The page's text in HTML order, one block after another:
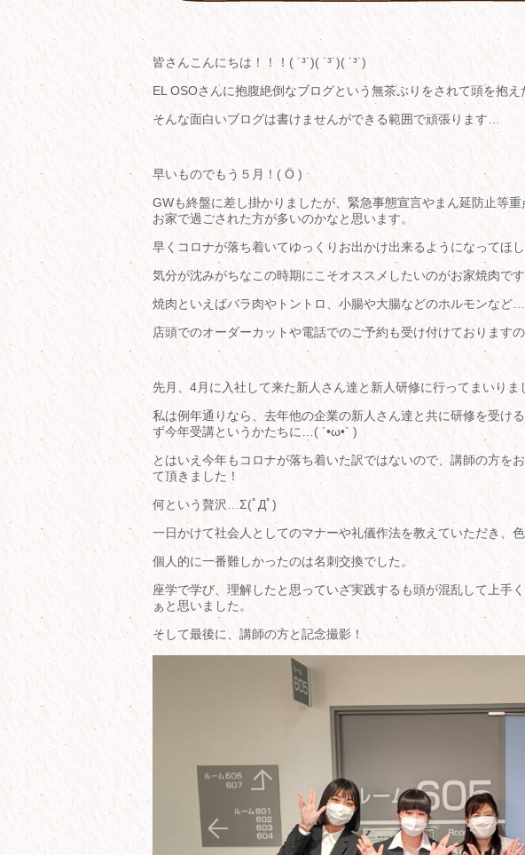
皆さんこんにちは！！！( ˙³˙)( ˙³˙)( ˙³˙)
EL OSOさんに抱腹絶倒なブログという無茶ぶりをされて頭を抱
そんな面白いブログは書けませんができる範囲で頑張ります…
早いものでもう５月！( Ö )
GWも終盤に差し掛かりましたが、緊急事態宣言やまん延防止等
お家で過ごされた方が多いのかなと思います。
早くコロナが落ち着いてゆっくりお出かけ出来るようになってほ
気分が沈みがちなこの時期にこそオススメしたいのがお家焼肉です
焼肉といえばバラ肉やトントロ、小腸や大腸などのホルモンなど
店頭でのオーダーカットや電話でのご予約も受け付けております
先月、4月に入社して来た新人さん達と新人研修に行ってまいりま
私は例年通りなら、去年他の企業の新人さん達と共に研修を受け
ず今年受講というかたちに…( ´•ω•` )
とはいえ今年もコロナが落ち着いた訳ではないので、講師の方を
て頂きました！
何という贅沢…Σ(ﾟДﾟ)
一日かけて社会人としてのマナーや礼儀作法を教えていただき、
個人的に一番難しかったのは名刺交換でした。
座学で学び、理解したと思っていざ実践するも頭が混乱して上手
ぁと思いました。
そして最後に、講師の方と記念撮影！